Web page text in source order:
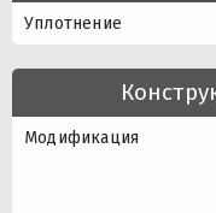
Уплотнение
Модификация